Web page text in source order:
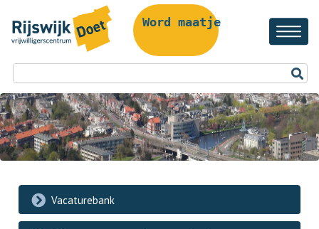
Word maatje!
Vacaturebank